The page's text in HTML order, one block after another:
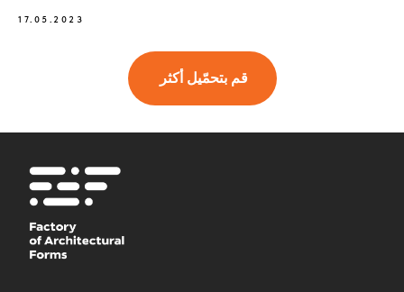
17.05.2023
قم بتحمّيل أكثر